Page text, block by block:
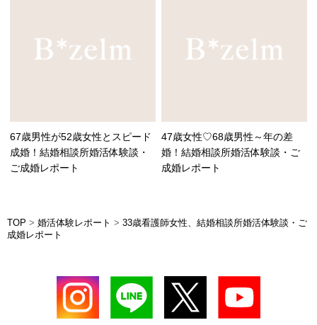
67歳男性が52歳女性とスピード
成婚！結婚相談所婚活体験談・
ご成婚レポート
47歳女性♡68歳男性～年の差
婚！結婚相談所婚活体験談・ご
成婚レポート
TOP > 婚活体験レポート > 33歳看護師女性、結婚相談所婚活体験談・ご
成婚レポート